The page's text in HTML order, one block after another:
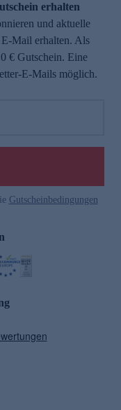
erhalten
und aktuelle
Mail erhalten. Als
€ Gutschein. Eine
E-Mails möglich.
Gutscheinbedingungen